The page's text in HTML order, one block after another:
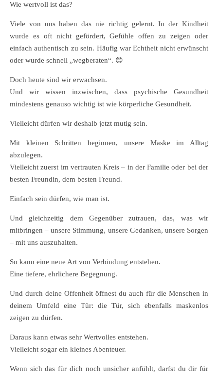
Wie wertvoll ist das?
Viele von uns haben das nie richtig gelernt. In der Kindheit
wurde es oft nicht gefördert, Gefühle offen zu zeigen oder
einfach authentisch zu sein. Häufig war Echtheit nicht erwünscht
oder wurde schnell „wegberaten“. 😊
Doch heute sind wir erwachsen.
Und wir wissen inzwischen, dass psychische Gesundheit
mindestens genauso wichtig ist wie körperliche Gesundheit.
Vielleicht dürfen wir deshalb jetzt mutig sein.
Mit kleinen Schritten beginnen, unsere Maske im Alltag
abzulegen.
Vielleicht zuerst im vertrauten Kreis – in der Familie oder bei der
besten Freundin, dem besten Freund.
Einfach sein dürfen, wie man ist.
Und gleichzeitig dem Gegenüber zutrauen, das, was wir
mitbringen – unsere Stimmung, unsere Gedanken, unsere Sorgen
– mit uns auszuhalten.
So kann eine neue Art von Verbindung entstehen.
Eine tiefere, ehrlichere Begegnung.
Und durch deine Offenheit öffnest du auch für die Menschen in
deinem Umfeld eine Tür: die Tür, sich ebenfalls maskenlos
zeigen zu dürfen.
Daraus kann etwas sehr Wertvolles entstehen.
Vielleicht sogar ein kleines Abenteuer.
Wenn sich das für dich noch unsicher anfühlt, darfst du dir für